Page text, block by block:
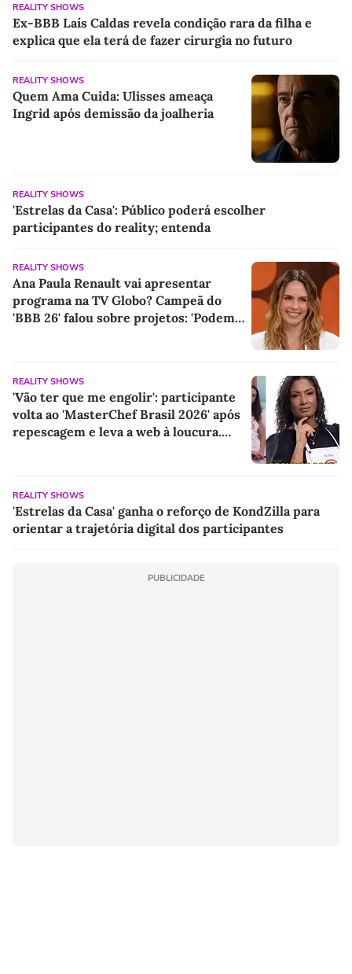
REALITY SHOWS
Ex-BBB Laís Caldas revela condição rara da filha e
explica que ela terá de fazer cirurgia no futuro
REALITY SHOWS
Quem Ama Cuida: Ulisses ameaça
Ingrid após demissão da joalheria
REALITY SHOWS
'Estrelas da Casa': Público poderá escolher
participantes do reality; entenda
REALITY SHOWS
Ana Paula Renault vai apresentar
programa na TV Globo? Campeã do
'BBB 26' falou sobre projetos: 'Podem
REALITY SHOWS
'Vão ter que me engolir': participante
volta ao 'MasterChef Brasil 2026' após
repescagem e leva a web à loucura.
REALITY SHOWS
'Estrelas da Casa' ganha o reforço de KondZilla para
orientar a trajetória digital dos participantes
PUBLICIDADE